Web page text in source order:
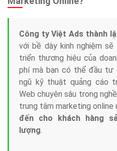
Công ty Việt Ads thành
với bề dày kinh nghiệm
triển thương hiệu của
phí mà bạn có thể đầu tư
ngũ kỹ thuật quảng cáo
Web chuyên sâu trong
trung tâm marketing online
đến cho khách hàng
lượng.